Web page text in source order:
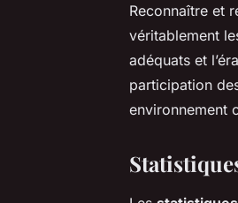
Reconnaître et
véritablement
adéquats et
participation
environnement